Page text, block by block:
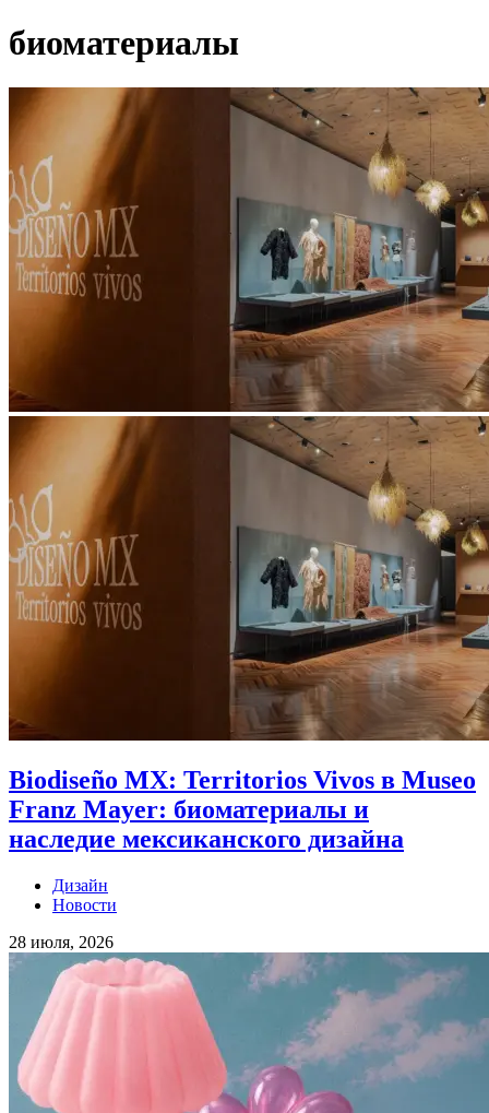
биоматериалы
Biodiseño MX: Territorios Vivos в Museo
Franz Mayer: биоматериалы и
наследие мексиканского дизайна
Дизайн
Новости
28 июля, 2026